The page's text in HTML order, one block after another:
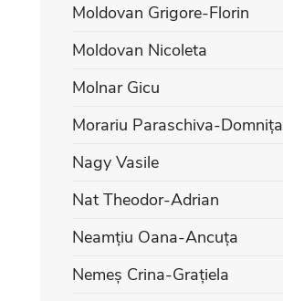
Moldovan Grigore-Florin
Moldovan Nicoleta
Molnar Gicu
Morariu Paraschiva-Domnița
Nagy Vasile
Nat Theodor-Adrian
Neamțiu Oana-Ancuța
Nemeș Crina-Grațiela